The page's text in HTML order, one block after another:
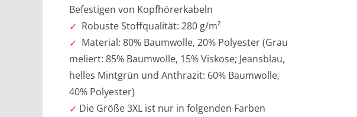
Befestigen von Kopfhörerkabeln
Robuste Stoffqualität: 280 g/m²
Material: 80% Baumwolle, 20% Polyester (Grau
meliert: 85% Baumwolle, 15% Viskose; Jeansblau,
helles Mintgrün und Anthrazit: 60% Baumwolle,
40% Polyester)
Die Größe 3XL ist nur in folgenden Farben